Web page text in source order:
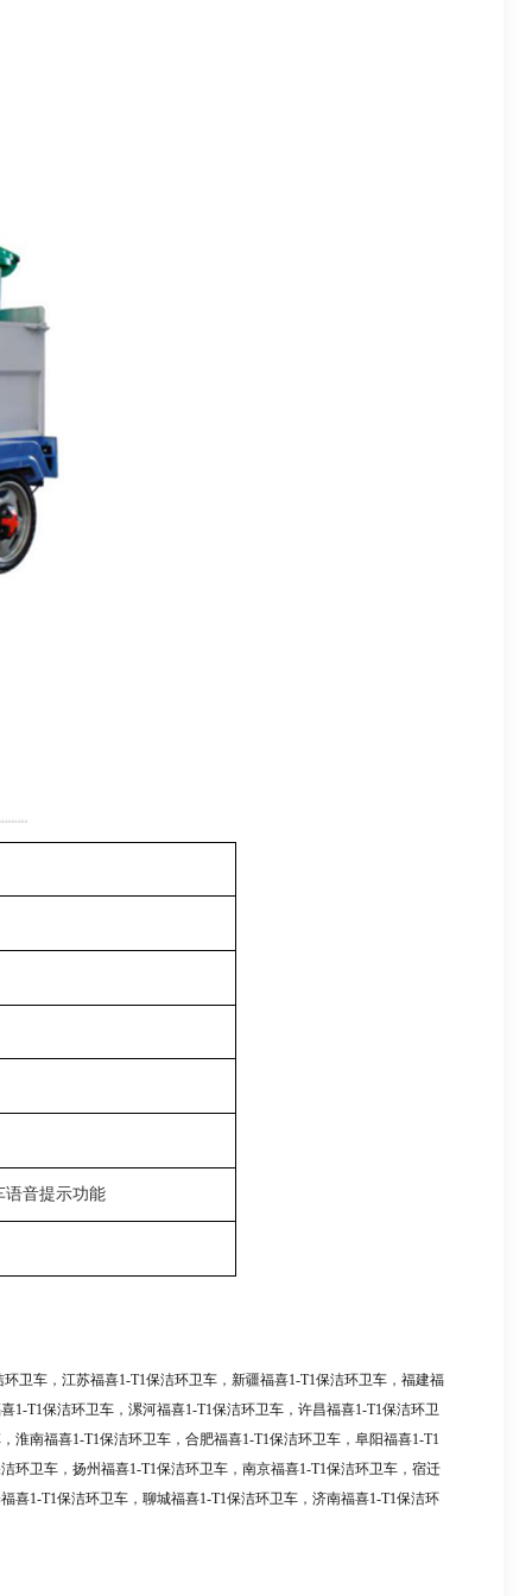
语音提示功能
环卫车 ， 江苏福喜1-T1保洁环卫车 ， 新疆福喜1-T1保洁环卫车 ， 福建福
1-T1保洁环卫车 ， 漯河福喜1-T1保洁环卫车 ， 许昌福喜1-T1保洁环卫
， 淮南福喜1-T1保洁环卫车 ， 合肥福喜1-T1保洁环卫车 ， 阜阳福喜1-T1
环卫车 ， 扬州福喜1-T1保洁环卫车 ， 南京福喜1-T1保洁环卫车 ， 宿迁
喜1-T1保洁环卫车 ， 聊城福喜1-T1保洁环卫车 ， 济南福喜1-T1保洁环